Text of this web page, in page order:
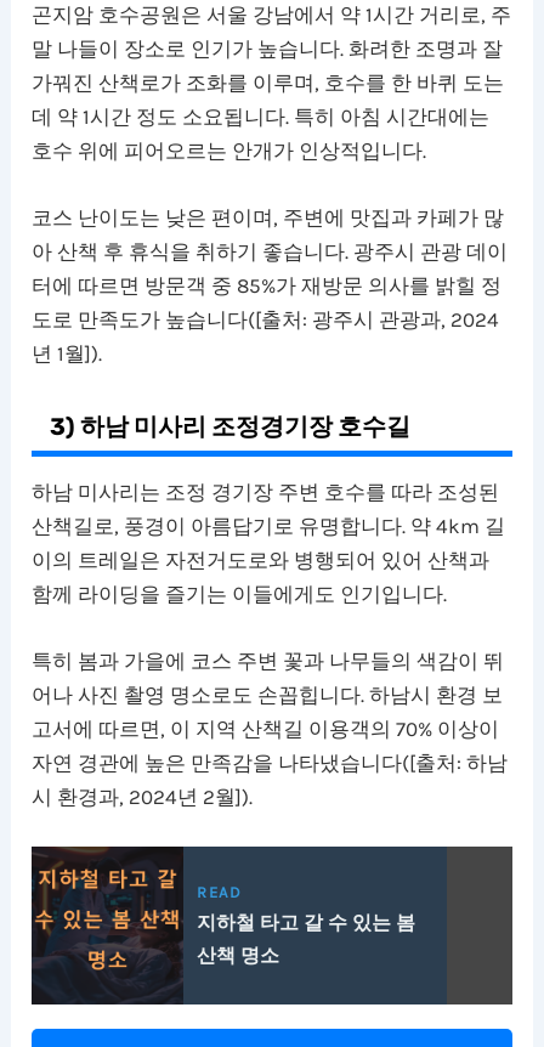
곤지암 호수공원은 서울 강남에서 약 1시간 거리로, 주
말 나들이 장소로 인기가 높습니다. 화려한 조명과 잘
가꿔진 산책로가 조화를 이루며, 호수를 한 바퀴 도는
데 약 1시간 정도 소요됩니다. 특히 아침 시간대에는
호수 위에 피어오르는 안개가 인상적입니다.
코스 난이도는 낮은 편이며, 주변에 맛집과 카페가 많
아 산책 후 휴식을 취하기 좋습니다. 광주시 관광 데이
터에 따르면 방문객 중 85%가 재방문 의사를 밝힐 정
도로 만족도가 높습니다([출처: 광주시 관광과, 2024
년 1월]).
3) 하남 미사리 조정경기장 호수길
하남 미사리는 조정 경기장 주변 호수를 따라 조성된
산책길로, 풍경이 아름답기로 유명합니다. 약 4km 길
이의 트레일은 자전거도로와 병행되어 있어 산책과
함께 라이딩을 즐기는 이들에게도 인기입니다.
특히 봄과 가을에 코스 주변 꽃과 나무들의 색감이 뛰
어나 사진 촬영 명소로도 손꼽힙니다. 하남시 환경 보
고서에 따르면, 이 지역 산책길 이용객의 70% 이상이
자연 경관에 높은 만족감을 나타냈습니다([출처: 하남
시 환경과, 2024년 2월]).
READ
지하철 타고 갈 수 있는 봄
산책 명소